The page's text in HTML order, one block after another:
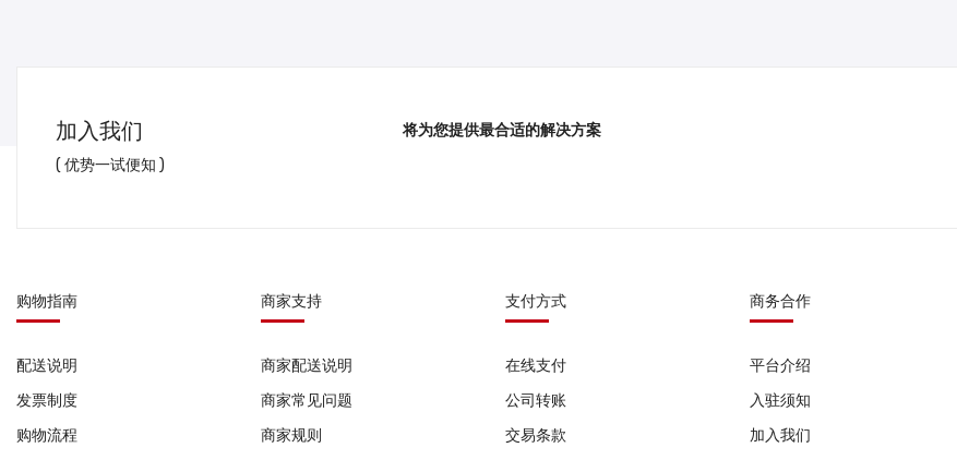
加入我们
( 优势一试便知 )
将为您提供最合适的解决方案
购物指南
配送说明
发票制度
购物流程
商家支持
商家配送说明
商家常见问题
商家规则
支付方式
在线支付
公司转账
交易条款
商务合作
平台介绍
入驻须知
加入我们